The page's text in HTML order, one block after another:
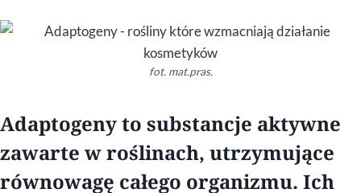
fot. mat.pras.
Adaptogeny to substancje aktywne
zawarte w roślinach, utrzymujące
równowagę całego organizmu. Ich